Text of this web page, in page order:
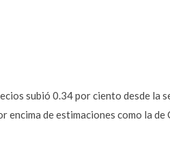
subió 0.34 por ciento desde la
de estimaciones como la de